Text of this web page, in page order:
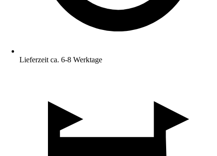
Lieferzeit ca. 6-8 Werktage